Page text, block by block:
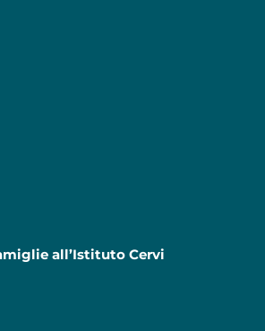
all’Istituto Cervi